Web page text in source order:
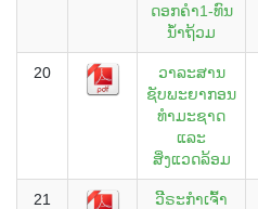
ດອກຄຳ1-ທົນ
ນ້ຳຖ້ວມ
20
ວາລະສານ
ຊັບພະຍາກອນ
ທຳມະຊາດ
ແລະ
ສິ່ງແວດລ້ອມ
21
ວິີຣະກຳເຈົ້າ